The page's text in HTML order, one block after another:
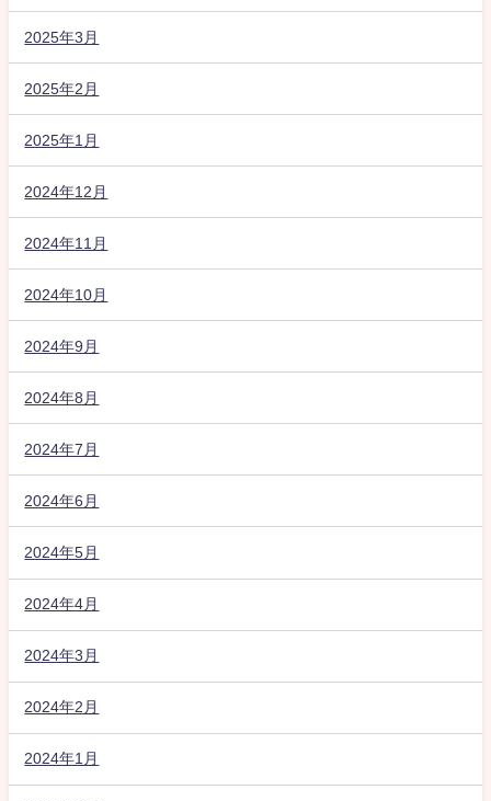
2025年3月
2025年2月
2025年1月
2024年12月
2024年11月
2024年10月
2024年9月
2024年8月
2024年7月
2024年6月
2024年5月
2024年4月
2024年3月
2024年2月
2024年1月